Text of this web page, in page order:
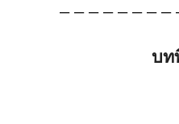
– – – – – – – –
บท